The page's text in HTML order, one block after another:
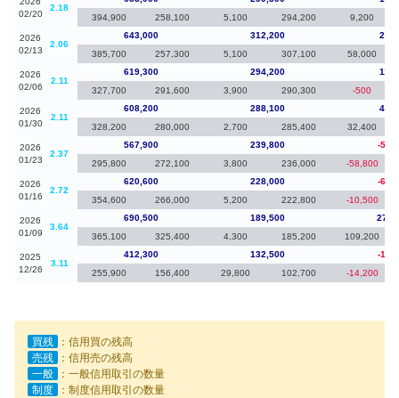
02/20
2.18
394,900
258,100 5,100 294,200 9,200
2026
02/13
2.06
643,000 312,200
385,700
257,300 5,100 307,100 58,000
2026
02/06
2.11
619,300 294,200
327,700
291,600 3,900 290,300 -500
2026
01/30
2.11
608,200 288,100
328,200
280,000 2,700 285,400 32,400
2026
01/23
2.37
567,900 239,800
-
295,800
272,100 3,800 236,000 -58,800
2026
01/16
2.72
620,600 228,000
-
354,600
266,000 5,200 222,800 -10,500
2026
01/09
3.64
690,500 189,500
365,100
325,400 4,300 185,200 109,200
2025
12/26
3.11
412,300 132,500
-
255,900
156,400 29,800 102,700 -14,200
買残
：信用買の残高
売残
：信用売の残高
一般
：一般信用取引の数量
制度
：制度信用取引の数量